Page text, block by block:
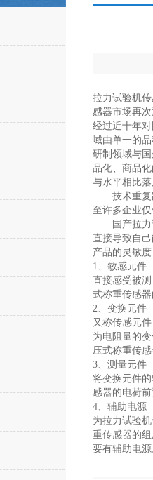
拉力试验机
感器市场再次
经过近十年
域由单一的
研制领域与
品化、商品
与水平相比落
技术重复跟
至许多企业
国产拉力试
直接导致自
产品的灵敏
1、敏感元件
直接感受被
式称重传感
2、变换元件
又称传感元
为电阻量的
压式称重传
3、测量元件
将变换元件
感器的电荷前
4、辅助电源
为拉力试验
重传感器的
要有辅助电源